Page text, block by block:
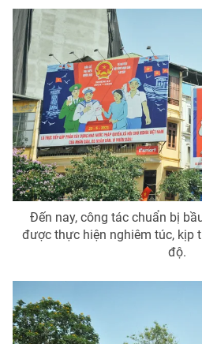
Sản phẩm
Thị trường
Tư vấn
Lịch phát sóng
Chuyên mục khác
Emagazine
Photo
Video
VTV
VTV Sức khoẻ
Đến nay, công tác chuẩn bị
được thực hiện nghiêm túc, kịp
độ.